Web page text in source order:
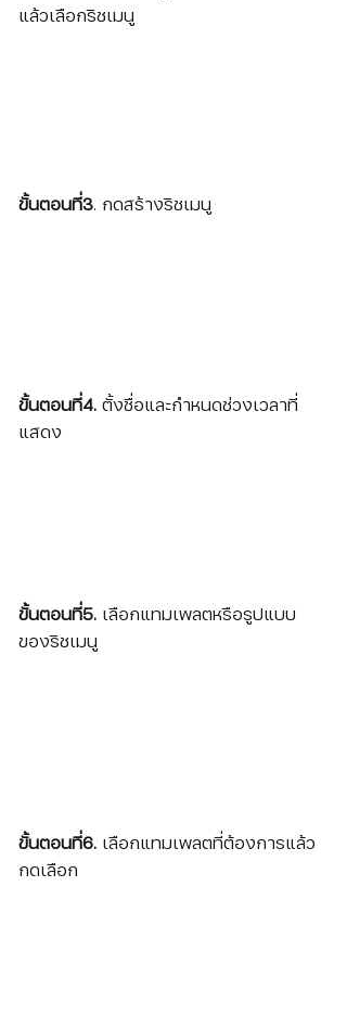
แล้วเลือกริชเมนู
ขั้นตอนที่3. กดสร้างริชเมนู
ขั้นตอนที่4. ตั้งชื่อและกำหนดช่วงเวลาที่
แสดง
ขั้นตอนที่5. เลือกแทมเพลตหรือรูปแบบ
ของริชเมนู
ขั้นตอนที่6. เลือกแทมเพลตที่ต้องการแล้ว
กดเลือก